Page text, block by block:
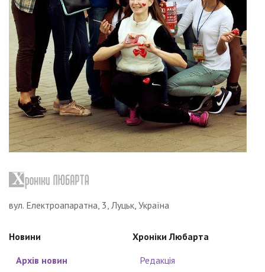
вул. Електроапаратна, 3, Луцьк, Україна
Новини
Архів новин
Хроніки Любарта
Редакція